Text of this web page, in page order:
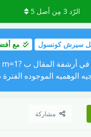
سيرش كونسول مع
الوهميه الموجوده
مشاركة
الرّد3 مِن أصل5